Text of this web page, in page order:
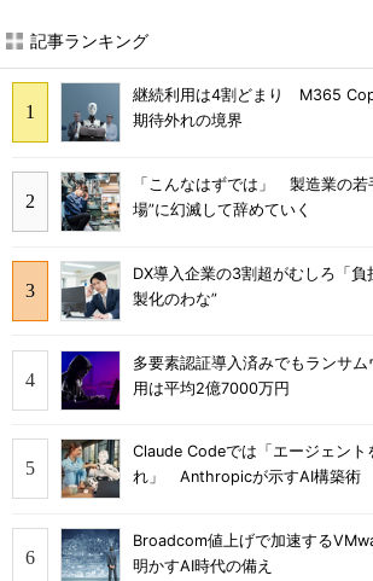
記事ランキング
継続利用は4割どまり M365
期待外れの境界
「こんなはずでは」 製造業の若
場”に幻滅して辞めていく
DX導入企業の3割超がむしろ「
製化のわな”
多要素認証導入済みでもランサ
用は平均2億7000万円
Claude Codeでは「エージェント
れ」 Anthropicが示すAI構築術
Broadcom値上げで加速する
明かすAI時代の備え